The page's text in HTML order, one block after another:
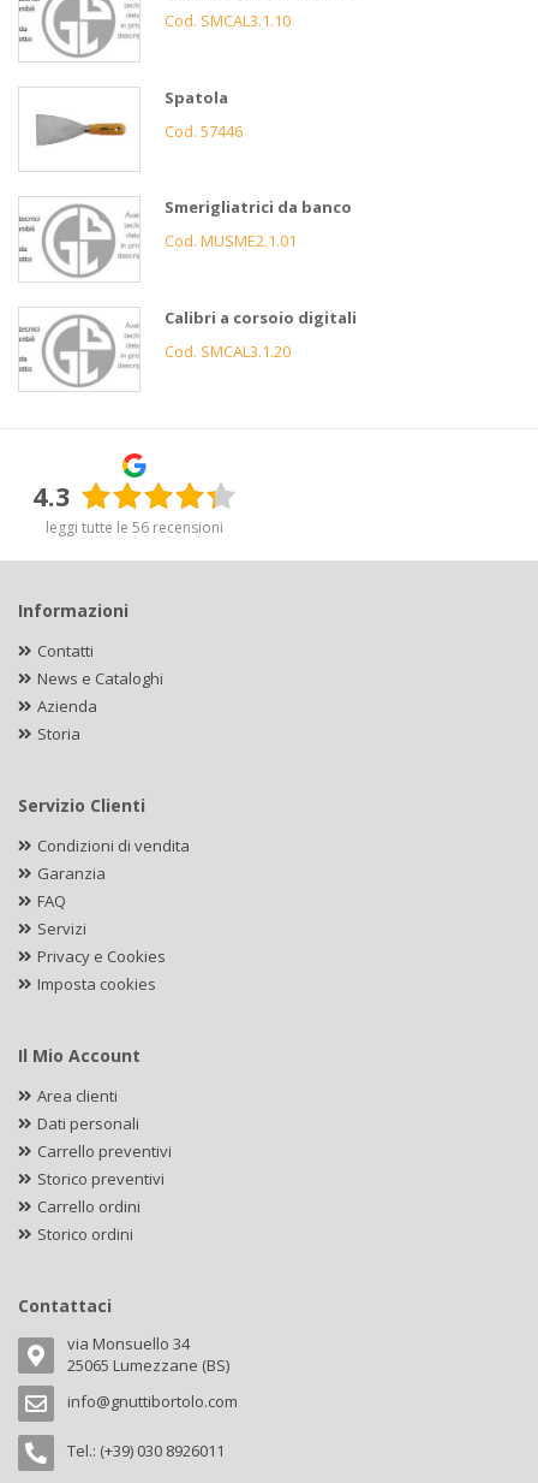
Cod. SMCAL3.1.10
Spatola
Cod. 57446
Smerigliatrici da banco
Cod. MUSME2.1.01
Calibri a corsoio digitali
Cod. SMCAL3.1.20
4.3
leggi tutte le 56 recensioni
Informazioni
Contatti
News e Cataloghi
Azienda
Storia
Servizio Clienti
Condizioni di vendita
Garanzia
FAQ
Servizi
Privacy e Cookies
Imposta cookies
Il Mio Account
Area clienti
Dati personali
Carrello preventivi
Storico preventivi
Carrello ordini
Storico ordini
Contattaci
via Monsuello 34
25065 Lumezzane (BS)
info@gnuttibortolo.com
Tel.: (+39) 030 8926011